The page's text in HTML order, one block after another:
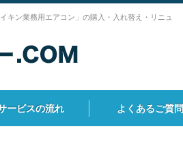
キン業務用エアコン」の購入・入れ替え・リニュ
ービスの流れ よくあるご質問